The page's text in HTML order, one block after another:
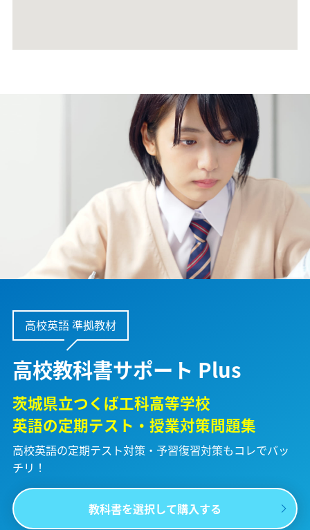
高校英語 準拠教材
高校教科書サポート Plus
茨城県立つくば工科高等学校
英語の定期テスト・授業対策問題集
高校英語の定期テスト対策・予習復習対策もコレでバッ
チリ！
教科書を選択して購入する